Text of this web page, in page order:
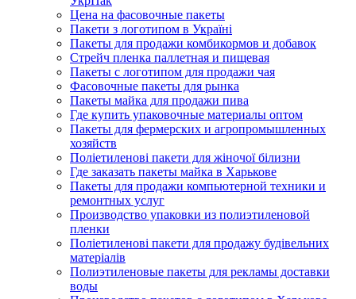
Цена на фасовочные пакеты
Пакети з логотипом в Україні
Пакеты для продажи комбикормов и добавок
Стрейч пленка паллетная и пищевая
Пакеты с логотипом для продажи чая
Фасовочные пакеты для рынка
Пакеты майка для продажи пива
Где купить упаковочные материалы оптом
Пакеты для фермерских и агропромышленных
хозяйств
Поліетиленові пакети для жіночої білизни
Где заказать пакеты майка в Харькове
Пакеты для продажи компьютерной техники и
ремонтных услуг
Производство упаковки из полиэтиленовой
пленки
Поліетиленові пакети для продажу будівельних
матеріалів
Полиэтиленовые пакеты для рекламы доставки
воды